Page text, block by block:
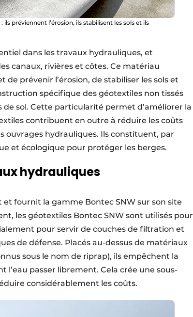
préviennent l’érosion, ils stabilisent les sols et ils
dans les travaux hydrauliques, et
canaux, rivières et côtes. Ce matériau
prévenir l’érosion, de stabiliser les sols et
spécifique des géotextiles non tissés
de sol. Cette particularité permet d’améliorer la
contribuent en outre à réduire les coûts
ouvrages hydrauliques. Ils constituent, par
et écologique pour protéger les berges.
hydrauliques
fournit la gamme Bontec SNW sur son site
les géotextiles Bontec SNW sont utilisés pour
pour servir de couches de filtration et
de défense. Placés au-dessus de matériaux
sous le nom de riprap), ils empêchent la
passer librement. Cela crée une sous-
considérablement les coûts.